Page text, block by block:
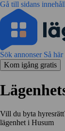
Gå till sidans innehåll
Sök annonser Så
Kom igång gratis
Vill du byta
lägenhet i Husum